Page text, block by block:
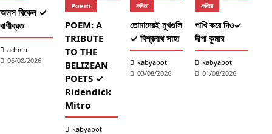
অলস বিকেল ✓
বাণীব্রত
admin
06/08/2026
Poem
POEM: A
TRIBUTE
TO THE
BELIZEAN
POETS ✓
Ridendick
Mitro
kabyapot
কবিতা
তোমাদেরই মুখগুলি
✓ বিশ্বনাথ সাহা
kabyapot
03/08/2026
কবিতা
পাখি করে দিও✓
দীপা কুমার
kabyapot
01/08/2026